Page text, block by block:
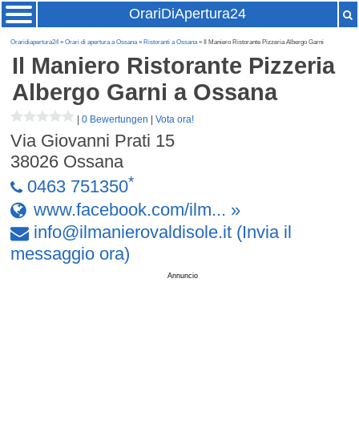
OrariDiApertura24
Oraridiapertura24»Orari di apertura a Ossana» Ristoranti a Ossana» Il Maniero Ristorante Pizzeria Albergo Garni
Il Maniero Ristorante Pizzeria
Albergo Garni a Ossana
|0 Bewertungen |Vota ora!
Via Giovanni Prati 15
38026 Ossana
0463 751350*
www.facebook.com/ilm... »
info@ilmanierovaldisole.it (Invia il
messaggio ora)
Annuncio